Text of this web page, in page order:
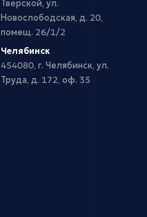
Тверской, ул.
Новослободская, д. 20,
помещ. 26/1/2
Челябинск
454080, г. Челябинск, ул.
Труда, д. 172, оф. 35